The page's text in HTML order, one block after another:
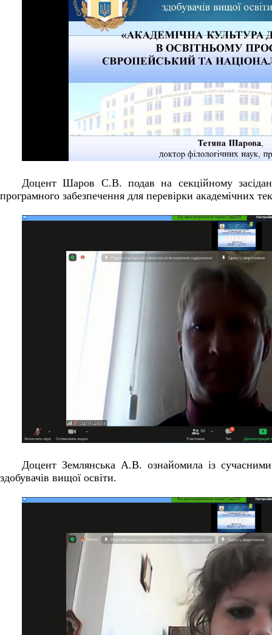
Доцент Шаров С.В. подав на секційному
програмного забезпечення для перевірки академічних
Доцент Землянська А.В. ознайомила із
здобувачів вищої освіти.